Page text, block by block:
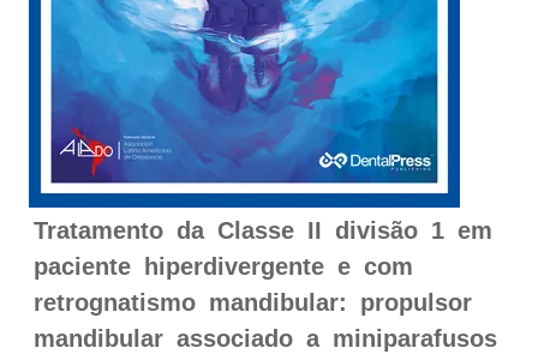
Tratamento da Classe II divisão 1 em
paciente hiperdivergente e com
retrognatismo mandibular: propulsor
mandibular associado a miniparafusos